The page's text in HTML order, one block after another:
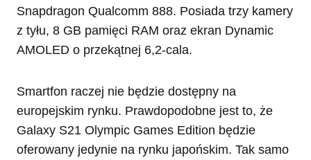
Snapdragon Qualcomm 888. Posiada trzy kamery
z tyłu, 8 GB pamięci RAM oraz ekran Dynamic
AMOLED o przekątnej 6,2-cala.
Smartfon raczej nie będzie dostępny na
europejskim rynku. Prawdopodobne jest to, że
Galaxy S21 Olympic Games Edition będzie
oferowany jedynie na rynku japońskim. Tak samo